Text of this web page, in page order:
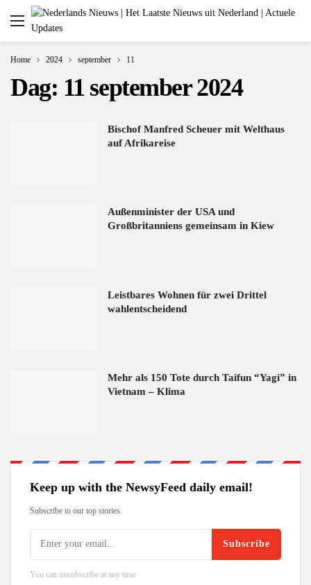
Home 2024 september 11
Dag: 11 september 2024
Bischof Manfred Scheuer mit Welthaus
auf Afrikareise
Außenminister der USA und
Großbritanniens gemeinsam in Kiew
Leistbares Wohnen für zwei Drittel
wahlentscheidend
Mehr als 150 Tote durch Taifun “Yagi” in
Vietnam – Klima
Keep up with the NewsyFeed daily email!
Subscribe to our top stories.
Subscribe
You can unsubscribe at any time